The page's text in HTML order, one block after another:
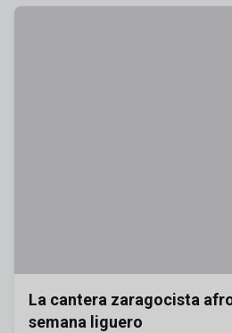
La cantera zaragocista
semana liguero